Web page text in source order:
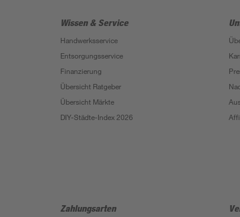
Wissen & Service
Handwerksservice
Entsorgungsservice
Finanzierung
Übersicht Ratgeber
Übersicht Märkte
DIY-Städte-Index 2026
Zahlungsarten